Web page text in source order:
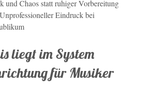
und Chaos statt ruhiger Vorbereitung
Unprofessioneller Eindruck bei
liegt im System
für Musiker